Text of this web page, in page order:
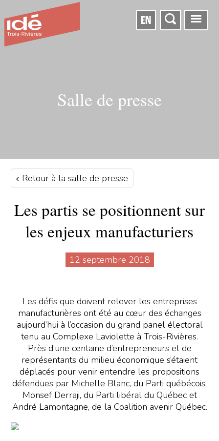
EN
Salle de presse
Retour à la salle de presse
Les partis se positionnent sur
les enjeux manufacturiers
12 septembre 2018
Les défis que doivent relever les entreprises
manufacturières ont été au cœur des échanges
aujourd’hui à l’occasion du grand panel électoral
tenu au Complexe Laviolette à Trois-Rivières.
Près d’une centaine d’entrepreneurs et de
représentants du milieu économique s’étaient
déplacés pour venir entendre les propositions
défendues par Michelle Blanc, du Parti québécois,
Monsef Derraji, du Parti libéral du Québec et
André Lamontagne, de la Coalition avenir Québec.